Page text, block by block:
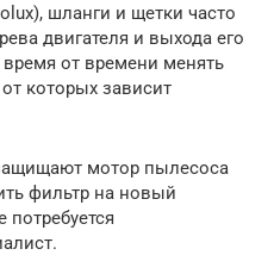
шланги и щетки часто
двигателя и выхода его
время от времени менять
которых зависит
мотор пылесоса
фильтр на новый